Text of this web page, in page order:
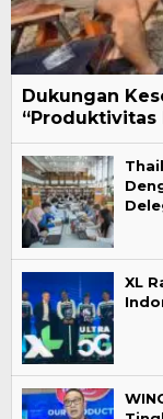
Dukungan
“Produktivitas
XL